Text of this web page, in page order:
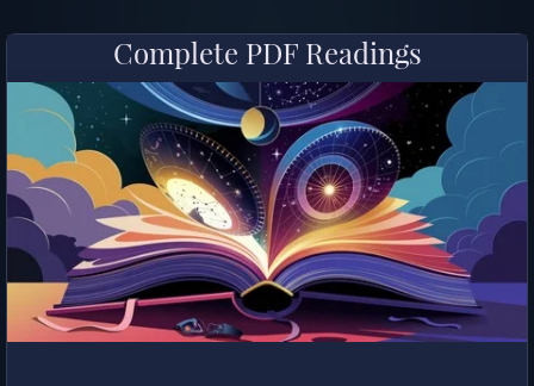
Complete PDF Readings